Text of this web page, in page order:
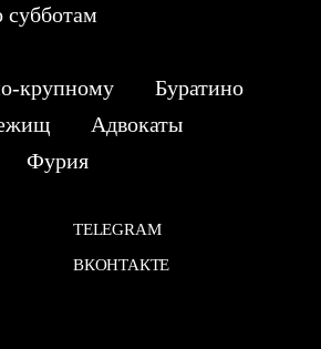
крупному
Буратино
Адвокаты
Фурия
TELEGRAM
ВКОНТАКТЕ